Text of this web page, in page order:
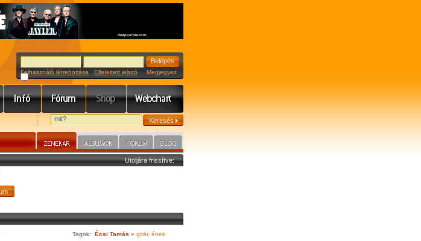
Felhasználó létrehozása Elfelejtett jelszó Megjegyez
Utoljára frissítve:
Tagok: Écsi Tamás » gitár, ének